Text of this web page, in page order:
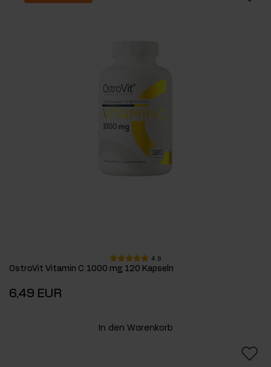
4.9
OstroVit Vitamin C 1000 mg 120 Kapseln
6,49 EUR
In den Warenkorb